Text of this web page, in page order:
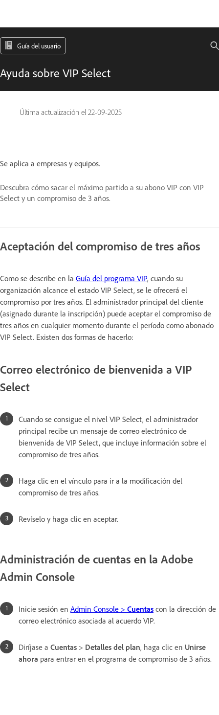
Guía del usuario
Ayuda sobre VIP Select
Última actualización el 22-09-2025
Se aplica a empresas y equipos.
Descubra cómo sacar el máximo partido a su abono VIP con VIP
Select y un compromiso de 3 años.
Aceptación del compromiso de tres años
Como se describe en la Guía del programa VIP, cuando su
organización alcance el estado VIP Select, se le ofrecerá el
compromiso por tres años. El administrador principal del cliente
(asignado durante la inscripción) puede aceptar el compromiso de
tres años en cualquier momento durante el período como abonado
VIP Select. Existen dos formas de hacerlo:
Correo electrónico de bienvenida a VIP
Select
Cuando se consigue el nivel VIP Select, el administrador
principal recibe un mensaje de correo electrónico de
bienvenida de VIP Select, que incluye información sobre el
compromiso de tres años.
Haga clic en el vínculo para ir a la modificación del
compromiso de tres años.
Revíselo y haga clic en aceptar.
Administración de cuentas en la Adobe
Admin Console
Inicie sesión en Admin Console > Cuentas con la dirección de
correo electrónico asociada al acuerdo VIP.
Diríjase a Cuentas > Detalles del plan, haga clic en Unirse
ahora para entrar en el programa de compromiso de 3 años.